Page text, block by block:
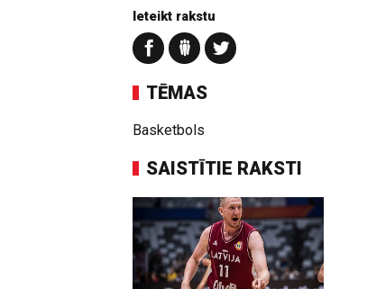
Ieteikt rakstu
TĒMAS
Basketbols
SAISTĪTIE RAKSTI